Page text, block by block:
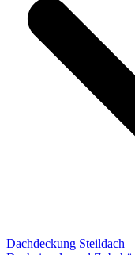
Dachdeckung Steildach